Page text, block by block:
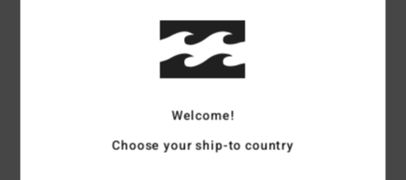
Note moyenne
2.0/5
Welcome!
Choose your ship-to country